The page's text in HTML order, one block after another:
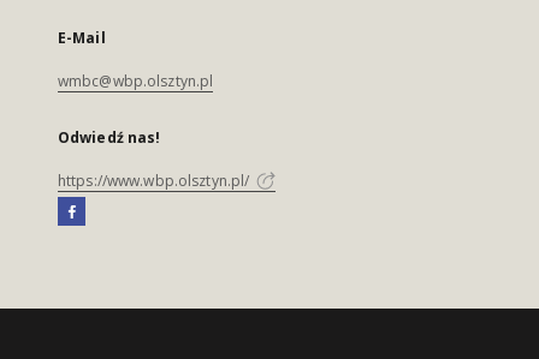
E-Mail
wmbc@wbp.olsztyn.pl
Odwiedź nas!
https://www.wbp.olsztyn.pl/